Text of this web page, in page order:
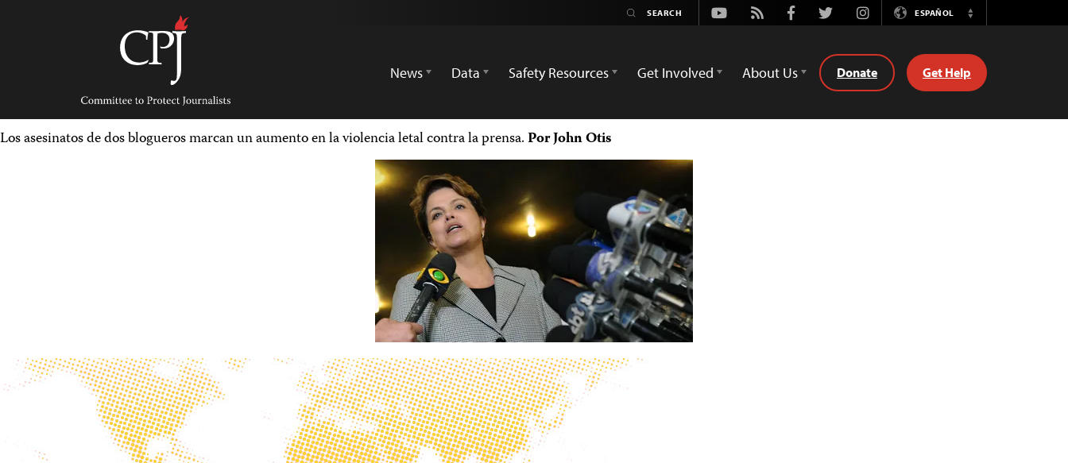
Committee
Protect
Journalists
Youtube
Rss FacebookTwitterInstagramESPAÑOL
Switch
News
Data Safety Resources Get Involved About Us Donate Get Help
Los asesinatos de dos blogueros marcan un aumento en la violencia letal contra la prensa.Por John Otis